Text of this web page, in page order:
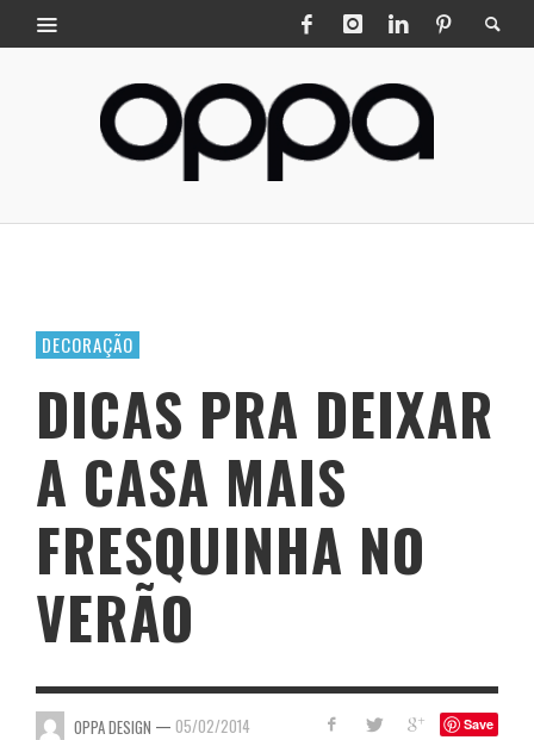
DECORAÇÃO
DICAS PRA DEIXAR
A CASA MAIS
FRESQUINHA NO
VERÃO
Save
OPPA DESIGN — 05/02/2014